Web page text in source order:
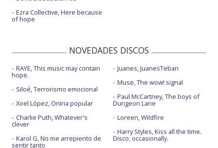
Ezra Collective, Here because
of hope
NOVEDADES DISCOS
RAYE, This music may contain
hope.
Siloé, Terrorismo emocional
Xoel López, Oniria popular
Charlie Puth, Whatever's
clever
Karol G, No me arrepiento de
sentir tanto
Juanes, JuanesTeban
Muse, The wow! signal
Paul McCartney, The boys of
Dungeon Lane
Loreen, Wildfire
Harry Styles, Kiss all the time.
Disco, occasionally.